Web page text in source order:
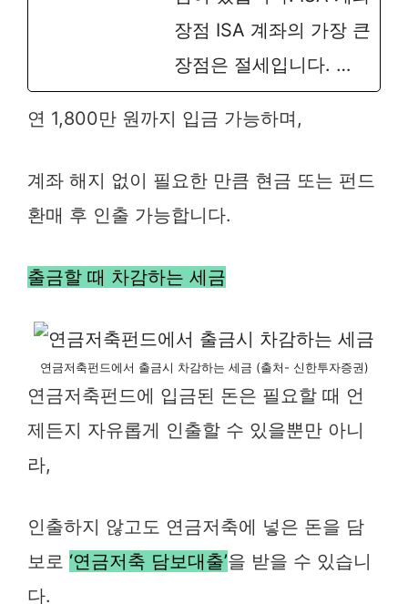
장점 ISA 계좌의 가장 큰
장점은 절세입니다. …
연 1,800만 원까지 입금 가능하며,
계좌 해지 없이 필요한 만큼 현금 또는 펀드
환매 후 인출 가능합니다.
출금할 때 차감하는 세금
연금저축펀드에서 출금시 차감하는 세금 (출처- 신한투자증권)
연금저축펀드에 입금된 돈은 필요할 때 언
제든지 자유롭게 인출할 수 있을뿐만 아니
라,
인출하지 않고도 연금저축에 넣은 돈을 담
보로 ‘연금저축 담보대출’을 받을 수 있습니
다.